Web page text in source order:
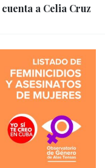
a Celia Cruz